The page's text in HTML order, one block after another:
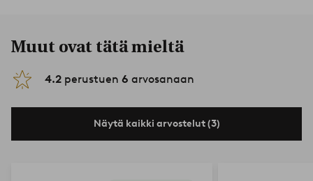
Muut ovat tätä mieltä
4.2 perustuen 6 arvosanaan
Näytä kaikki arvostelut (3)